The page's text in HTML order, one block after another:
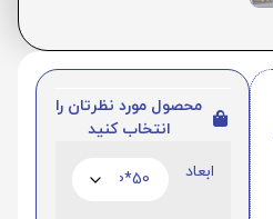
محصول مورد نظرتان را
انتخاب کنید
ابعاد